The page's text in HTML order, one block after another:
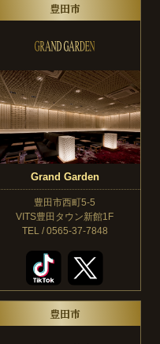
豊田市
Grand Garden
豊田市西町5-5
VITS豊田タウン新館1F
TEL / 0565-37-7848
豊田市